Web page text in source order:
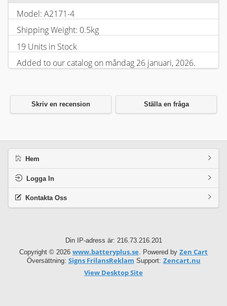
Model: A2171-4
Shipping Weight: 0.5kg
19 Units in Stock
Added to our catalog on måndag 26 januari, 2026.
Skriv en recension Ställa en fråga
Hem
Logga In
Kontakta Oss
Din IP-adress är: 216.73.216.201
Copyright © 2026 www.batteryplus.se. Powered by Zen Cart
Översättning: Signs FrilansReklam Support: Zencart.nu
View Desktop Site